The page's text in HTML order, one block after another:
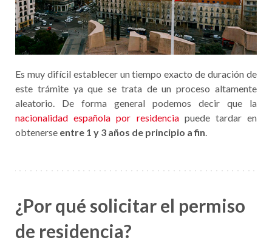
Es muy difícil establecer un tiempo exacto de duración de
este trámite ya que se trata de un proceso altamente
aleatorio. De forma general podemos decir que la
nacionalidad española por residenciapuede tardar en
obtenerse entre 1 y 3 años de principio a fin.
¿Por qué solicitar el permiso
de residencia?